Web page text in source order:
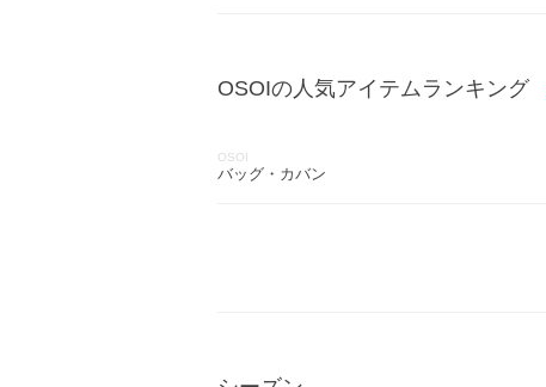
OSOIの人気アイテムランキング
OSOI
バッグ・カバン